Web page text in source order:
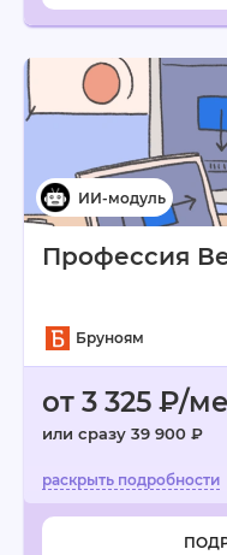
Профессия
Бруноям
от 3 325 ₽/
или сразу 39 900 ₽